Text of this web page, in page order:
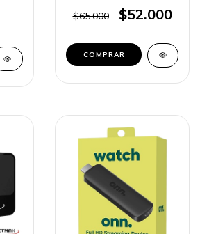
CON CONTROL 4K TIME
TVB-48023
$65.000 $52.000